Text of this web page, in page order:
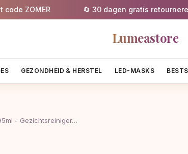
ZOMER 🔄 30 dagen gratis retourneren
Lumeastore
GEZONDHEID & HERSTEL LED-MASKS
- Gezichtsreiniger…